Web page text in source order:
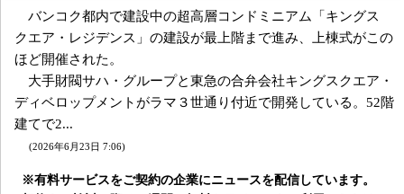
バンコク都内で建設中の超高層コンドミニアム「キングス
クエア・レジデンス」の建設が最上階まで進み、上棟式がこの
ほど開催された。
大手財閥サハ・グループと東急の合弁会社キングスクエア・
ディベロップメントがラマ３世通り付近で開発している。52階
建てで2...
(2026年6月23日 7:06)
※有料サービスをご契約の企業にニュースを配信しています。